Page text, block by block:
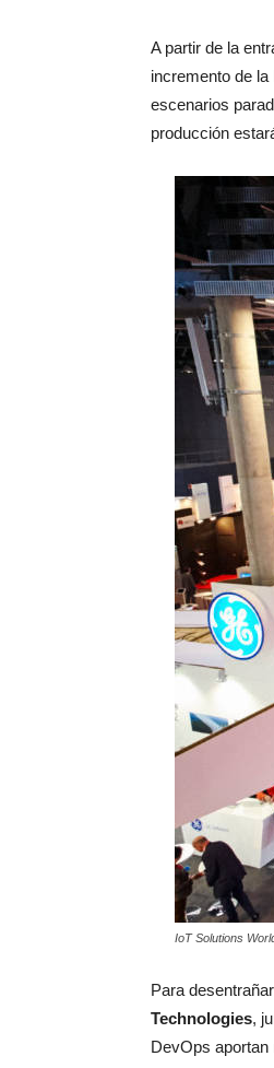
A partir de la
incremento de
escenarios
producción
IoT Solutions
Para
Technologies,
DevOps